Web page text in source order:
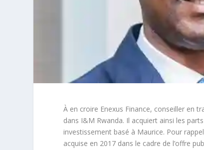
À en croire Enexus Finance, conseiller en
dans I&M Rwanda. Il acquiert ainsi les
investissement basé à Maurice. Pour
acquise en 2017 dans le cadre de l’offre